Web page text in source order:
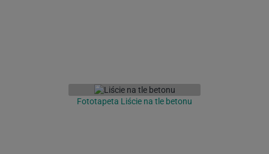
Fototapeta Liście na tle betonu